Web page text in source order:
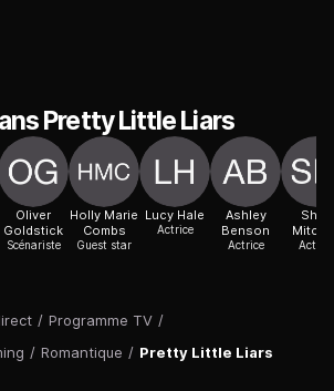
/ Programme TV /
/ Romantique / Pretty Little Liars
Pretty Little Liars
Oliver
Goldstick
Scénariste
Holly Marie
Combs
Guest star
Lucy Hale
Actrice
Ashley
Benson
Actrice
Shay
Actrice